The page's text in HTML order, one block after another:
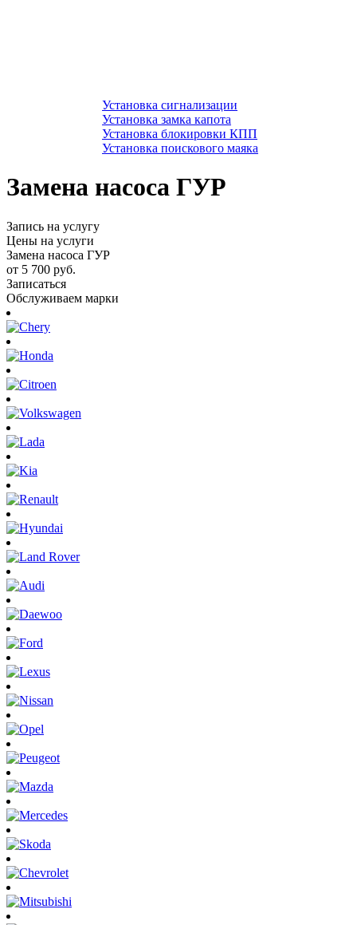
Установка сигнализации
Установка замка капота
Установка блокировки КПП
Установка поискового маяка
Замена насоса ГУР
Запись на услугу
Цены на услуги
Замена насоса ГУР
от 5 700 руб.
Записаться
Обслуживаем марки